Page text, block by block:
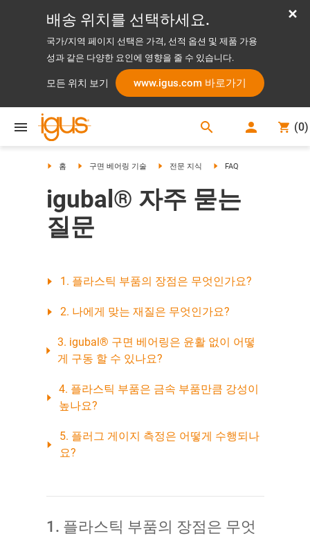
배송 위치를 선택하세요.
국가/지역 페이지 선택은 가격, 선적 옵션 및 제품 가용
성과 같은 다양한 요인에 영향을 줄 수 있습니다.
모든 위치 보기 www.igus.com 바로가기
search (0)
홈 구면 베어링 기술 전문 지식 FAQ
igubal® 자주 묻는
질문
1. 플라스틱 부품의 장점은 무엇인가요?
2. 나에게 맞는 재질은 무엇인가요?
3. igubal® 구면 베어링은 윤활 없이 어떻
게 구동 할 수 있나요?
4. 플라스틱 부품은 금속 부품만큼 강성이
높나요?
5. 플러그 게이지 측정은 어떻게 수행되나
요?
1. 플라스틱 부품의 장점은 무엇